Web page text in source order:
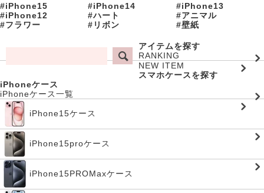
#iPhone15 #iPhone14
#iPhone13
#iPhone12
#ハート
#アニマル
#フラワー
#リボン #壁紙
アイテムを探す
RANKING
NEW ITEM
スマホケースを探す
iPhoneケース
iPhoneケース一覧
iPhone15ケース
iPhone15proケース
iPhone15PROMaxケース